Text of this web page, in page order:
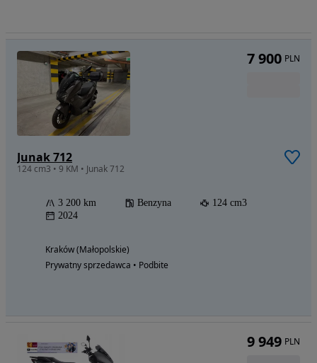
Junak 712
124 cm3 • 9 KM • Junak 712
3 200 km Benzyna
124 cm3
2024
Kraków (Małopolskie)
Prywatny sprzedawca • Podbite
7 900 PLN
9 949 PLN